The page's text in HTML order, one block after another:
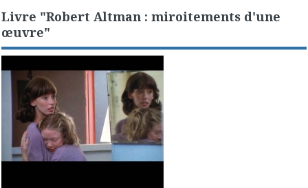
Livre "Robert Altman : miroitements d'une
œuvre"